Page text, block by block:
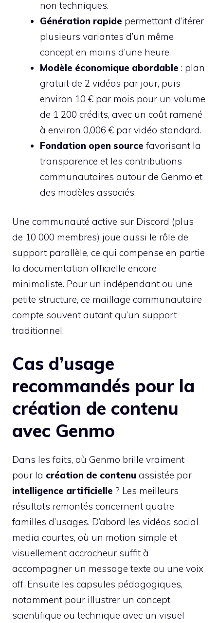
non techniques.
Génération rapide permettant d’itérer
plusieurs variantes d’un même
concept en moins d’une heure.
Modèle économique abordable : plan
gratuit de 2 vidéos par jour, puis
environ 10 € par mois pour un volume
de 1 200 crédits, avec un coût ramené
à environ 0,006 € par vidéo standard.
Fondation open source favorisant la
transparence et les contributions
communautaires autour de Genmo et
des modèles associés.
Une communauté active sur Discord (plus
de 10 000 membres) joue aussi le rôle de
support parallèle, ce qui compense en partie
la documentation officielle encore
minimaliste. Pour un indépendant ou une
petite structure, ce maillage communautaire
compte souvent autant qu’un support
traditionnel.
Cas d’usage
recommandés pour la
création de contenu
avec Genmo
Dans les faits, où Genmo brille vraiment
pour la création de contenu assistée par
intelligence artificielle ? Les meilleurs
résultats remontés concernent quatre
familles d’usages. D’abord les vidéos social
media courtes, où un motion simple et
visuellement accrocheur suffit à
accompagner un message texte ou une voix
off. Ensuite les capsules pédagogiques,
notamment pour illustrer un concept
scientifique ou technique avec un visuel